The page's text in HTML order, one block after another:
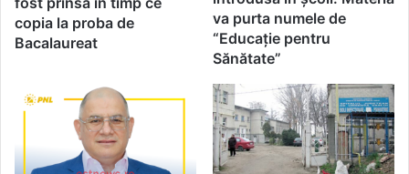
copia la proba de
Bacalaureat
va purta numele de
“Educație pentru
Sănătate”